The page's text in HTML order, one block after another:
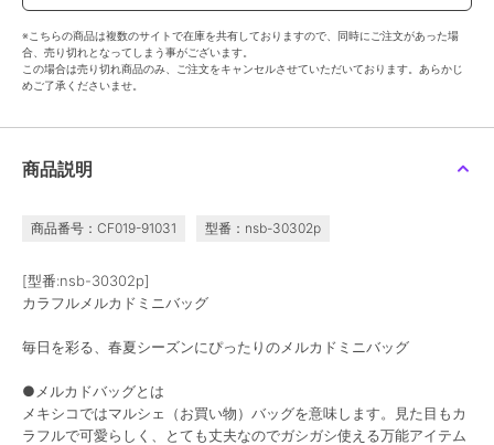
※こちらの商品は複数のサイトで在庫を共有しておりますので、同時にご注文があった場
合、売り切れとなってしまう事がございます。
この場合は売り切れ商品のみ、ご注文をキャンセルさせていただいております。あらかじ
めご了承くださいませ。
商品説明
商品番号：CF019-91031 型番：nsb-30302p
[型番:nsb-30302p]
カラフルメルカドミニバッグ
毎日を彩る、春夏シーズンにぴったりのメルカドミニバッグ
●メルカドバッグとは
メキシコではマルシェ（お買い物）バッグを意味します。見た目もカ
ラフルで可愛らしく、とても丈夫なのでガシガシ使える万能アイテム